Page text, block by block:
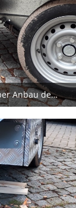
Eduard Rückwärtskipper Anbau der Stauboxen